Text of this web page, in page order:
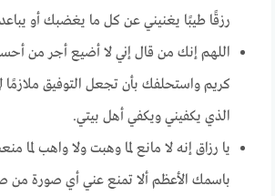
رزقًا طيبًا يغنيني عن كل ما يغضبك أو
اللهم إنك من قال إني لا أضيع أجر من
كريم واستحلفك بأن تجعل التوفيق ملازمًا
الذي يكفيني ويكفي أهل بيتي.
يا رزاق إنه لا مانع لما وهبت ولا واهب لما
باسمك الأعظم ألا تمنع عني أي صورة من